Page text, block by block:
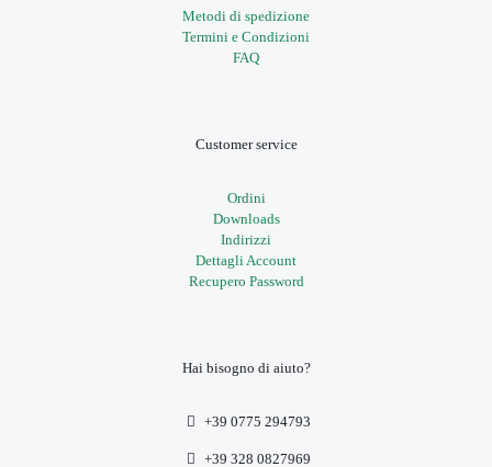
Metodi di spedizione
Termini e Condizioni
FAQ
Customer service
Ordini
Downloads
Indirizzi
Dettagli Account
Recupero Password
Hai bisogno di aiuto?
+39 0775 294793
+39 328 0827969